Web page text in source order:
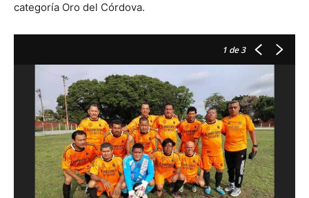
categoría Oro del Córdova.
1 de 3